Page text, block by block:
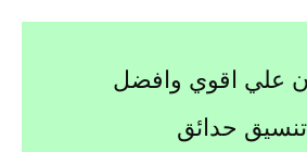
علي اقوي وافضل
حدائق